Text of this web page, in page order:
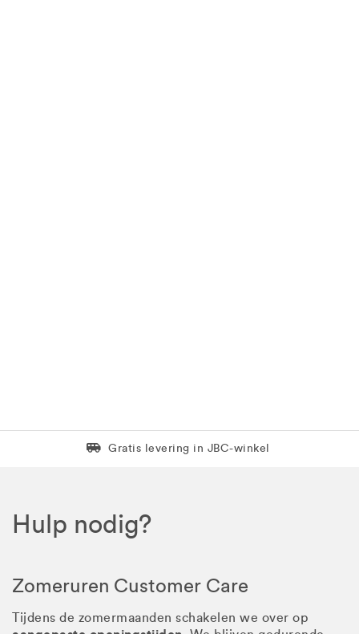
Levering in 1 pakket
Gratis levering in JBC-winkel
Hulp nodig?
Zomeruren Customer Care
Tijdens de zomermaanden schakelen we over op